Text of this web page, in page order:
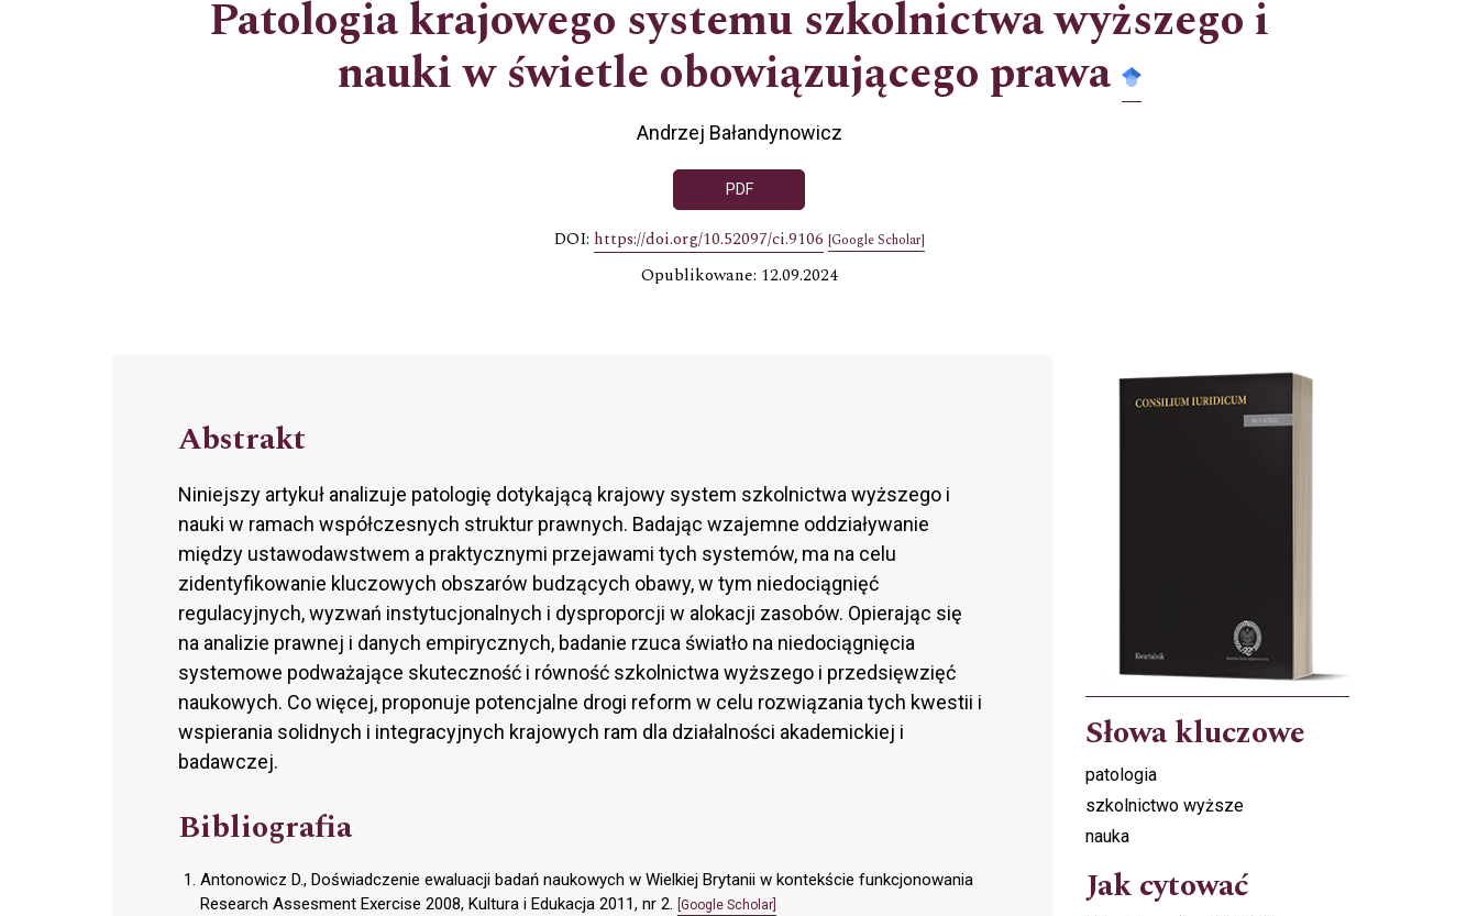
Patologia krajowego systemu szkolnictwa wyższego i
nauki w świetle obowiązującego prawa
Andrzej Bałandynowicz
PDF
DOI: https://doi.org/10.52097/ci.9106 [Google Scholar]
Opublikowane: 12.09.2024
Abstrakt
Niniejszy artykuł analizuje patologię dotykającą krajowy system szkolnictwa wyższego i
nauki w ramach współczesnych struktur prawnych. Badając wzajemne oddziaływanie
między ustawodawstwem a praktycznymi przejawami tych systemów, ma na celu
zidentyfikowanie kluczowych obszarów budzących obawy, w tym niedociągnięć
regulacyjnych, wyzwań instytucjonalnych i dysproporcji w alokacji zasobów. Opierając się
na analizie prawnej i danych empirycznych, badanie rzuca światło na niedociągnięcia
systemowe podważające skuteczność i równość szkolnictwa wyższego i przedsięwzięć
naukowych. Co więcej, proponuje potencjalne drogi reform w celu rozwiązania tych kwestii i
wspierania solidnych i integracyjnych krajowych ram dla działalności akademickiej i
badawczej.
Bibliografia
Antonowicz D., Doświadczenie ewaluacji badań naukowych w Wielkiej Brytanii w kontekście funkcjonowania
Research Assesment Exercise 2008, Kultura i Edukacja 2011, nr 2. [Google Scholar]
Cover image
Słowa kluczowe
patologia
szkolnictwo wyższe
nauka
Jak cytować